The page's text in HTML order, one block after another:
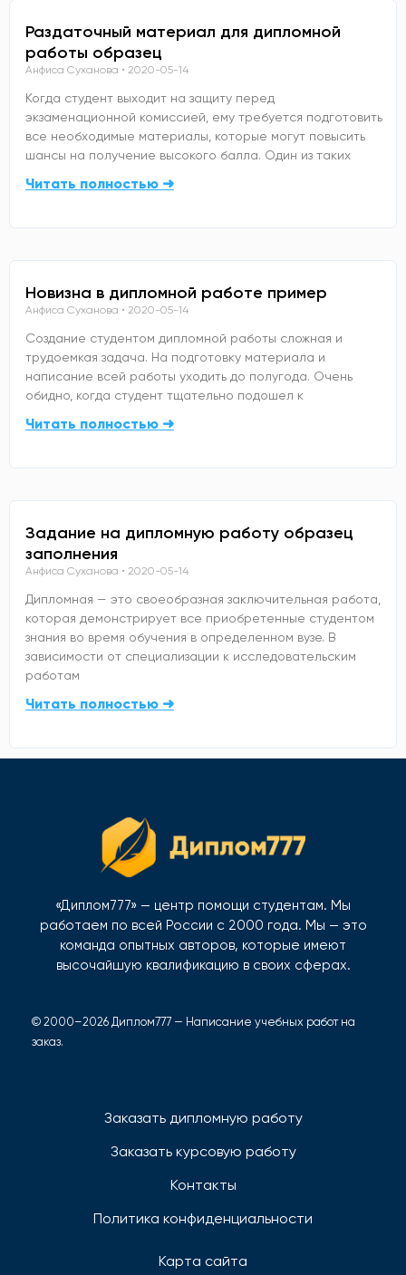
Раздаточный материал для дипломной
работы образец
Анфиса Суханова 2020-05-14
Когда студент выходит на защиту перед
экзаменационной комиссией, ему требуется подготовить
все необходимые материалы, которые могут повысить
шансы на получение высокого балла. Один из таких
Читать полностью ➜
Новизна в дипломной работе пример
Анфиса Суханова 2020-05-14
Создание студентом дипломной работы сложная и
трудоемкая задача. На подготовку материала и
написание всей работы уходить до полугода. Очень
обидно, когда студент тщательно подошел к
Читать полностью ➜
Задание на дипломную работу образец
заполнения
Анфиса Суханова 2020-05-14
Дипломная — это своеобразная заключительная работа,
которая демонстрирует все приобретенные студентом
знания во время обучения в определенном вузе. В
зависимости от специализации к исследовательским
работам
Читать полностью ➜
«Диплом777» — центр помощи студентам. Мы
работаем по всей России с 2000 года. Мы — это
команда опытных авторов, которые имеют
высочайшую квалификацию в своих сферах.
© 2000–2026 Диплом777 — Написание учебных работ на
заказ.
Заказать дипломную работу
Заказать курсовую работу
Контакты
Политика конфиденциальности
Карта сайта